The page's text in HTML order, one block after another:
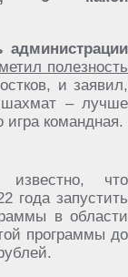
полезность
и заявил,
– лучше
игра командная.
что
года запустить
в области
программы до